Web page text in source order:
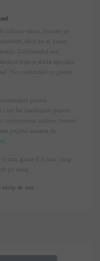
culoare maro, insirate pe
deci nu se poate
Goldsandul sau
(este o sticla speciala
Nu confundati cu piatra
pentru
care fac handmade pentru
confectionat coliere , bratari
pagina noastra de
6 mm, gaura 0.8 mm; sirag
pe sirag.
nisip de aur